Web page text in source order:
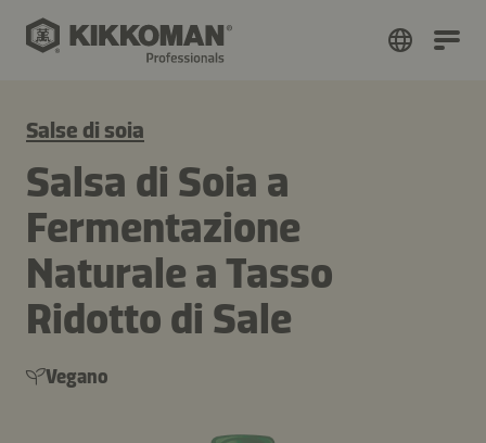
Salse di soia
Salsa di Soia a
Fermentazione
Naturale a Tasso
Ridotto di Sale
Vegano